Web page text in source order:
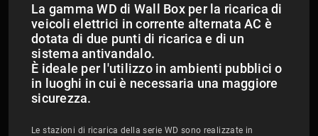
La gamma WD di Wall Box per la ricarica di
veicoli elettrici in corrente alternata AC è
dotata di due punti di ricarica e di un
sistema antivandalo.
​​​​​​​È ideale per l'utilizzo in ambienti pubblici o
in luoghi in cui è necessaria una maggiore
sicurezza.
Le stazioni di ricarica della serie WD sono realizzate in